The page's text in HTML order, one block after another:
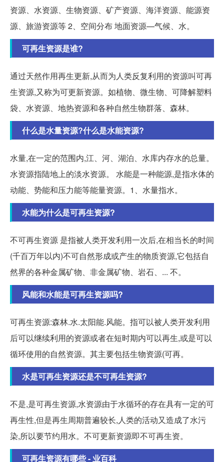
资源、水资源、生物资源、矿产资源、海洋资源、能源资
源、旅游资源等 2、空间分布 地面资源—气候、水。
可再生资源是谁?
通过天然作用再生更新,从而为人类反复利用的资源叫可再
生资源,又称为可更新资源。如植物、微生物、可降解塑料
袋、水资源、地热资源和各种自然生物群落、森林。
什么是水量资源?什么是水能资源?
水量,在一定的范围内,江、河、湖泊、水库内存水的总量。
水资源指陆地上的淡水资源。 水能是一种能源,是指水体的
动能、势能和压力能等能量资源。1、水量指水。
水能为什么是可再生资源?
不可再生资源 是指被人类开发利用一次后,在相当长的时间
(千百万年以内)不可自然形成或产生的物质资源,它包括自
然界的各种金属矿物、非金属矿物、岩石、... 不。
风能和水能是可再生资源吗?
可再生资源:森林.水.太阳能.风能。指可以被人类开发利用
后可以继续利用的资源或者在短时期内可以再生,或是可以
循环使用的自然资源。其主要包括生物资源(可再。
水是可再生资源还是不可再生资源?
不是,是可再生资源,水资源由于水循环的存在具有一定的可
再生性,但是再生周期普遍较长,人类的活动又造成了水污
染,所以要节约用水。不可更新资源即不可再生资。
可再生资源有哪些 - 业百科